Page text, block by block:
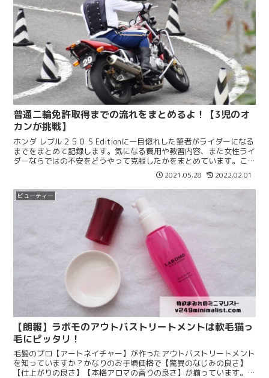
普通二輪免許取得までの流れをまとめるよ！【3児のオ
カンが挑戦】
ホンダ レブル２５０ S Editionに一目惚れした筆者がライダーになる
までをまとめて記録します。気になる費用や教習内容、また女性ライ
ダーならではの不安をどうやって克服したかをまとめています。これ
から免許取得する方は参考にしてみてください。2021.05.28 2022.02.01
ビューティー
【朗報】ラボモのアウトバストリートメントは軟毛猫っ
毛にピッタリ！
毛髪のプロ【アートネイチャー】が作ったアウトバストリートメント
を知っていますか？かなりのお手頃価格で【驚異のなじみの良さ】
【仕上がりの良さ】【本格アロマの香りの良さ】が揃っています。ハ